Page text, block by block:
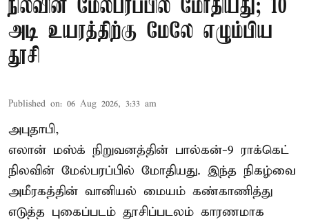
நிலவின் மேல்பரப்பில் மோதியது; 10
அடி உயரத்திற்கு மேலே எழும்பிய
தூசி
Published on: 06 Aug 2026, 3:33 am
அபுதாபி,
எலான் மஸ்க் நிறுவனத்தின் பால்கன்-9 ராக்கெட்
நிலவின் மேல்பரப்பில் மோதியது. இந்த நிகழ்வை
அமீரகத்தின் வானியல் மையம் கண்காணித்து
எடுத்த புகைப்படம் தூசிப்படலம் காரணமாக